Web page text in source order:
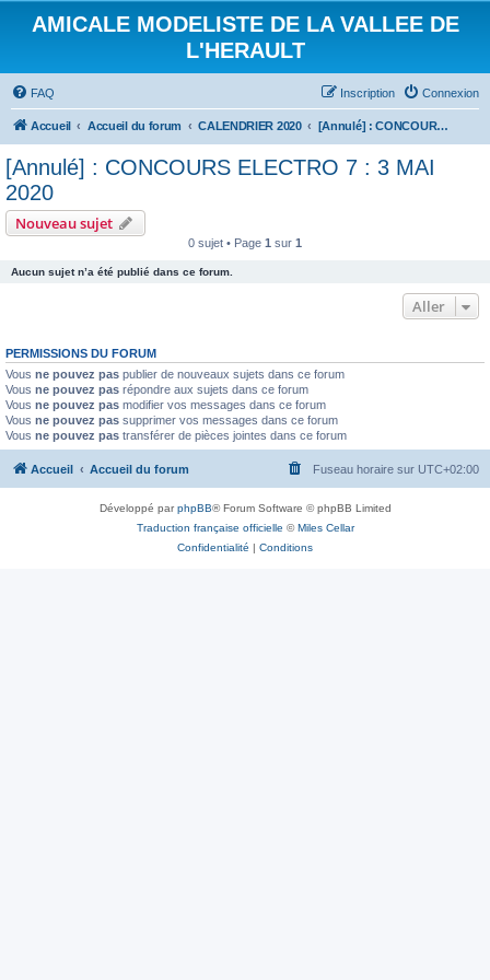
AMICALE MODELISTE DE LA VALLEE DE
L'HERAULT
FAQ Connexion
Inscription
Accueil Accueil du forum CALENDRIER 2020 [Annulé] : CONCOURS ELECTRO 7 : 3 MAI 2020
[Annulé] : CONCOURS ELECTRO 7 : 3 MAI
2020
Nouveau sujet
0 sujet • Page 1 sur 1
Aucun sujet n’a été publié dans ce forum.
Aller
PERMISSIONS DU FORUM
Vous ne pouvez pas publier de nouveaux sujets dans ce forum
Vous ne pouvez pas répondre aux sujets dans ce forum
Vous ne pouvez pas modifier vos messages dans ce forum
Vous ne pouvez pas supprimer vos messages dans ce forum
Vous ne pouvez pas transférer de pièces jointes dans ce forum
Accueil Accueil du forum Fuseau horaire sur UTC+02:00
Développé parphpBB® Forum Software © phpBB Limited
Traduction française officielle ©Miles Cellar
Confidentialité | Conditions